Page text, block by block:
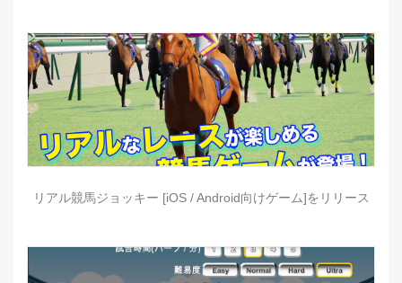
リアル競馬ジョッキー [iOS / Android向けゲーム]をリリース